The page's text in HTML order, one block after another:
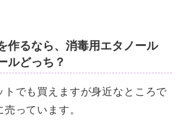
作るなら、消毒用エタノール
ルどっち？
トでも買えますが身近なところで
っています。